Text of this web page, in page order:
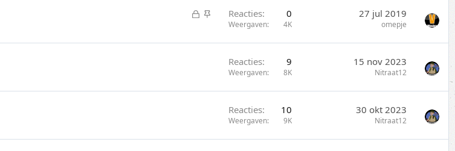
o
e
k
G
e
S
Reacties 0
Weergaven 4K
27 jul 2019
omepje
Reacties 9
Weergaven 8K
15 nov 2023
Nitraat12
Reacties 10
Weergaven 9K
30 okt 2023
Nitraat12